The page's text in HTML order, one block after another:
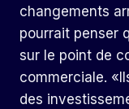
changements
pourrait penser
sur le point de
commerciale.
des